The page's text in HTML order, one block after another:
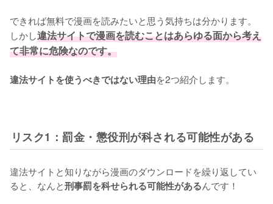
できれば無料で漫画を読みたいと思う気持ちは分かります。
しかし違法サイトで漫画を読むことはあらゆる面から考え
て非常に危険なのです。
違法サイトを使うべきではない理由を2つ紹介します。
リスク1：罰金・懲役刑が科される可能性がある
違法サイトと知りながら漫画のダウンロードを繰り返してい
ると、なんと刑事罰を科せられる可能性があるんです！